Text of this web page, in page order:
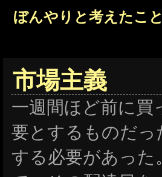
ぼんやりと考えたこと
市場主義
一週間ほど前に
要とするものだっ
する必要があっ